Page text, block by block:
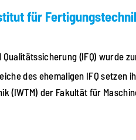
für
(IFQ) wurde
des ehemaligen IFQ setzen
(IWTM)derFakultät für